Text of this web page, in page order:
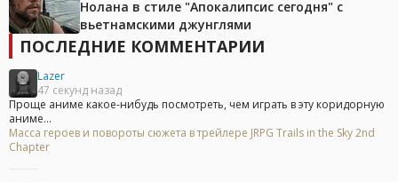
Нолана в стиле "Апокалипсис сегодня" с
вьетнамскими джунглями
ПОСЛЕДНИЕ КОММЕНТАРИИ
Lazer
47 секунд назад
Проще аниме какое-нибудь посмотреть, чем играть в эту коридорную
аниме...
Масса героев и повороты сюжета в трейлере JRPG Trails in the Sky 2nd
Chapter